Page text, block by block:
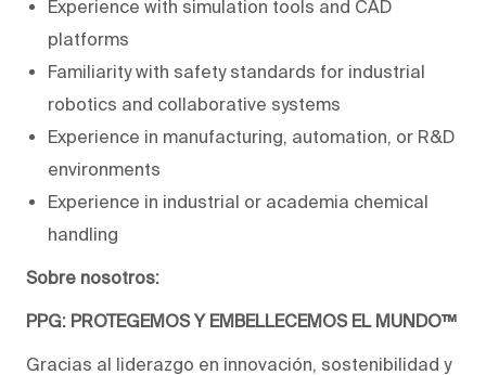
Experience with simulation tools and CAD
platforms
Familiarity with safety standards for industrial
robotics and collaborative systems
Experience in manufacturing, automation, or R&D
environments
Experience in industrial or academia chemical
handling
Sobre nosotros:
PPG: PROTEGEMOS Y EMBELLECEMOS EL MUNDO™
Gracias al liderazgo en innovación, sostenibilidad y